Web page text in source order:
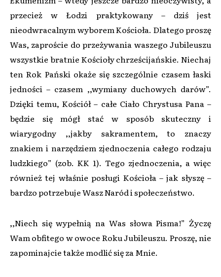
przecież w Łodzi praktykowany – dziś jest
nieodwracalnym wyborem Kościoła. Dlatego proszę
Was, zaproście do przeżywania waszego Jubileuszu
wszystkie bratnie Kościoły chrześcijańskie. Niechaj
ten Rok Pański okaże się szczególnie czasem łaski
jedności – czasem ,,wymiany duchowych darów”.
Dzięki temu, Kościół – całe Ciało Chrystusa Pana –
będzie się mógł stać w sposób skuteczny i
wiarygodny ,,jakby sakramentem, to znaczy
znakiem i narzędziem zjednoczenia całego rodzaju
ludzkiego” (zob. KK 1). Tego zjednoczenia, a więc
również tej właśnie posługi Kościoła – jak słyszę –
bardzo potrzebuje Wasz Naród i społeczeństwo.
,,Niech się wypełnią na Was słowa Pisma!” Życzę
Wam obfitego w owoce Roku Jubileuszu. Proszę, nie
zapominajcie także modlić się za Mnie.